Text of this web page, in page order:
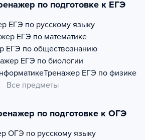
по подготовке к ЕГЭ
ЕГЭ по русскому языку
ЕГЭ по математике
ЕГЭ по обществознанию
ЕГЭ по биологии
Тренажер ЕГЭ по физике
Все предметы
по подготовке к ОГЭ
ОГЭ по русскому языку